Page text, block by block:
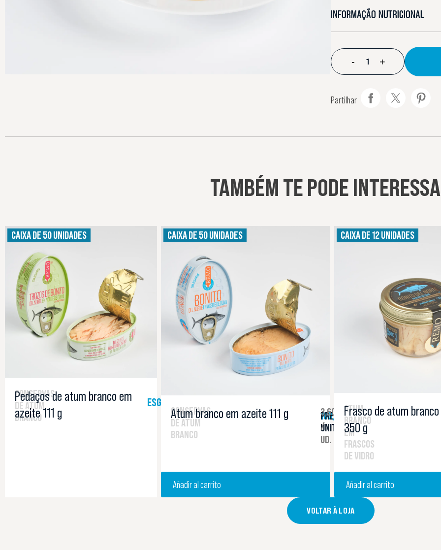
INFORMAÇÃO NUTRICIONAL
- +
Partilhar
TAMBÉM TE PODE
CAIXA DE 50 UNIDADES
CONSERVAS
DE ATUM
BRANCO
Pedaços de atum branco em
azeite 111 g
ESGOTADO
CAIXA DE 50 UNIDADES
CONSERVAS
DE ATUM
BRANCO
Atum branco em azeite 111 g 180,00 €
PREÇO
UNITÁRIO
3,60 €
/
UD.
Añadir al carrito
CAIXA DE 12 UNIDADES
ATUM
BRANCO
EM
FRASCOS
DE VIDRO
Frasco de atum
350 g
Añadir al carrito
VOLTAR À LOJA